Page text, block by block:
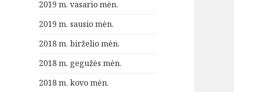
2019 m. vasario mėn.
2019 m. sausio mėn.
2018 m. birželio mėn.
2018 m. gegužės mėn.
2018 m. kovo mėn.